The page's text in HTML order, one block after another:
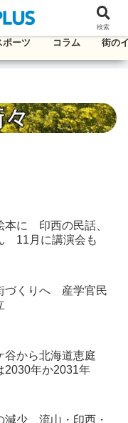
情報紙
ポーツ コラム 街の
本に 印西の民話、
11月に講演会も
づくりへ 産学官民
谷から北海道恵庭
年か2031年
減少 流山・印西・
検索